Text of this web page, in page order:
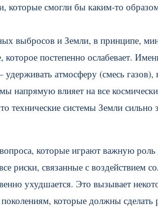
которые смогли бы каким-то
выбросов и Земли, в принципе,
которое постепенно ослабевает.
атмосферу (смесь газов),
напрямую влияет на все
технические системы Земли сильно
которые играют важную
риски, связанные с воздействием
ухудшается. Это вызывает
которые должны сделать